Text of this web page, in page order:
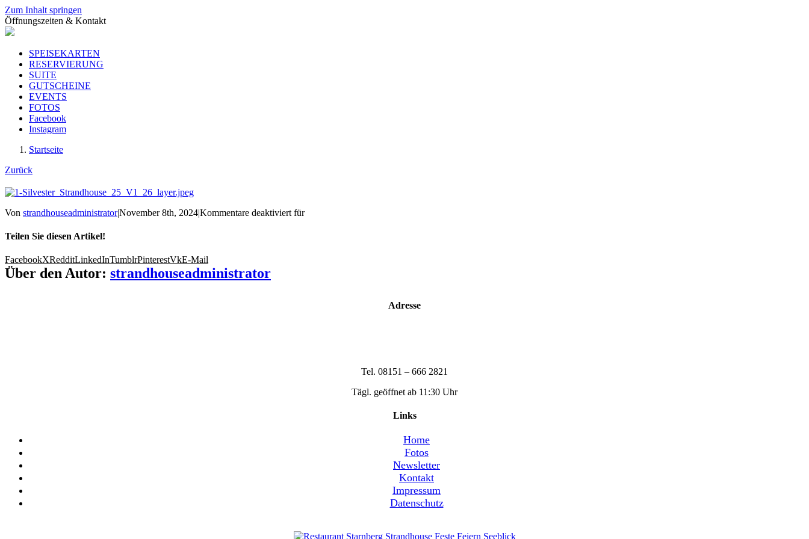
Zum Inhalt springen
Öffnungszeiten & Kontakt
SPEISEKARTEN
RESERVIERUNG
SUITE
GUTSCHEINE
EVENTS
FOTOS
Facebook
Instagram
Startseite
Zurück
Von strandhouseadministrator|November 8th, 2024|Kommentare deaktiviert für
Teilen Sie diesen Artikel!
FacebookXRedditLinkedInTumblrPinterestVkE-Mail
Über den Autor: strandhouseadministrator
Adresse
Tel. 08151 – 666 2821
Tägl. geöffnet ab 11:30 Uhr
Links
Home
Fotos
Newsletter
Kontakt
Impressum
Datenschutz